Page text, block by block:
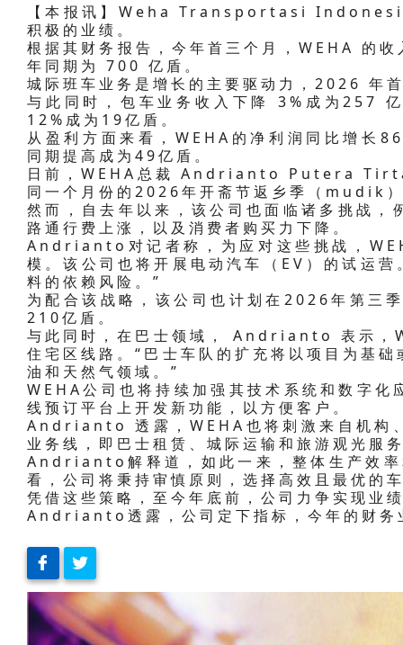
【本报讯】Weha Transportasi
积极的业绩。
根据其财务报告，今年首三个月，WEHA 的
年同期为 700 亿盾。
城际班车业务是增长的主要驱动力，2026 年
与此同时，包车业务收入下降 3%成为257
12%成为19亿盾。
从盈利方面来看，WEHA的净利润同比增长
同期提高成为49亿盾。
日前，WEHA总裁 Andrianto Putera
同一个月份的2026年开斋节返乡季（mudik
然而，自去年以来，该公司也面临诸多挑战
路通行费上涨，以及消费者购买力下降。
Andrianto对记者称，为应对这些挑战，
模。该公司也将开展电动汽车（EV）的试运
料的依赖风险。”
为配合该战略，该公司也计划在2026年第三
210亿盾。
与此同时，在巴士领域， Andrianto 表示，
住宅区线路。“巴士车队的扩充将以项目为基
油和天然气领域。”
WEHA公司也将持续加强其技术系统和数字
线预订平台上开发新功能，以方便客户。
Andrianto 透露，WEHA也将刺激来自机构
业务线，即巴士租赁、城际运输和旅游观光服
Andrianto解释道，如此一来，整体生产效率
看，公司将秉持审慎原则，选择高效且最优的
凭借这些策略，至今年底前，公司力争实现业
Andrianto透露，公司定下指标，今年的财务